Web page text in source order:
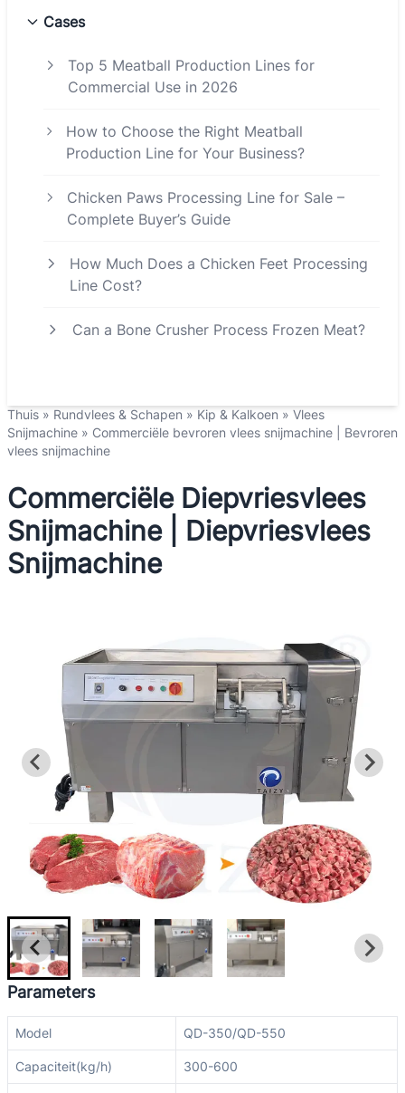
Cases
Top 5 Meatball Production Lines for
Commercial Use in 2026
How to Choose the Right Meatball
Production Line for Your Business?
Chicken Paws Processing Line for Sale –
Complete Buyer’s Guide
How Much Does a Chicken Feet Processing
Line Cost?
Can a Bone Crusher Process Frozen Meat?
Thuis » Rundvlees & Schapen » Kip & Kalkoen » Vlees
Snijmachine » Commerciële bevroren vlees snijmachine | Bevroren
vlees snijmachine
Commerciële Diepvriesvlees
Snijmachine | Diepvriesvlees
Snijmachine
Parameters
Model QD-350/QD-550
Capaciteit(kg/h) 300-600